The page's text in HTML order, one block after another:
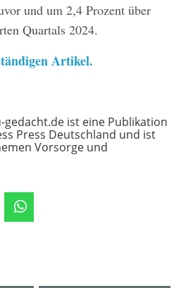
und um 2,4 Prozent über
Quartals 2024.
Artikel.
ist eine Publikation
Press Deutschland und ist
Vorsorge und